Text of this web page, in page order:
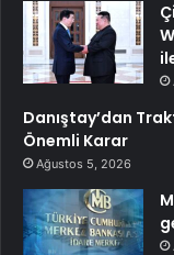
Danıştay’dan
Önemli Karar
Ağustos 5, 2026